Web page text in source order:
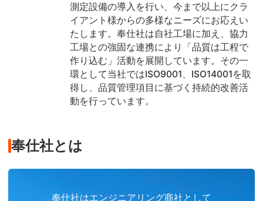
測定設備の導入を行い、今まで以上にクラ
イアント様からの多様なニーズにお応えい
たします。奉仕社は自社工場に加え、協力
工場との強固な連携により「品質は工程で
作り込む」活動を展開しています。その一
環として当社ではISO9001、ISO14001を取
得し、品質管理項目に基づく持続的改善活
動を行っています。
奉仕社とは
奉仕社はエンジニアリング商社として